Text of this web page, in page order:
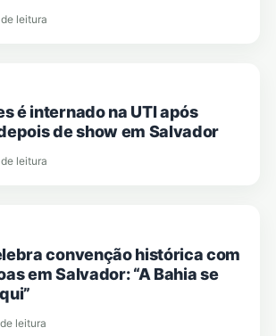
leitura
é internado na UTI após
de show em Salvador
leitura
convenção histórica com
em Salvador: “A Bahia se
leitura